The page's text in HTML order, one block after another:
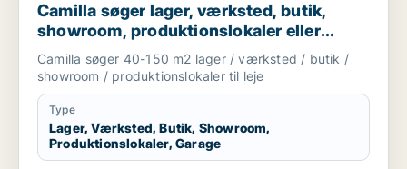
Camilla søger lager, værksted, butik,
showroom, produktionslokaler eller
garage til leje i Nordsjælland
Camilla søger 40-150 m2 lager / værksted / butik /
showroom / produktionslokaler til leje
Type
Lager, Værksted, Butik, Showroom,
Produktionslokaler, Garage